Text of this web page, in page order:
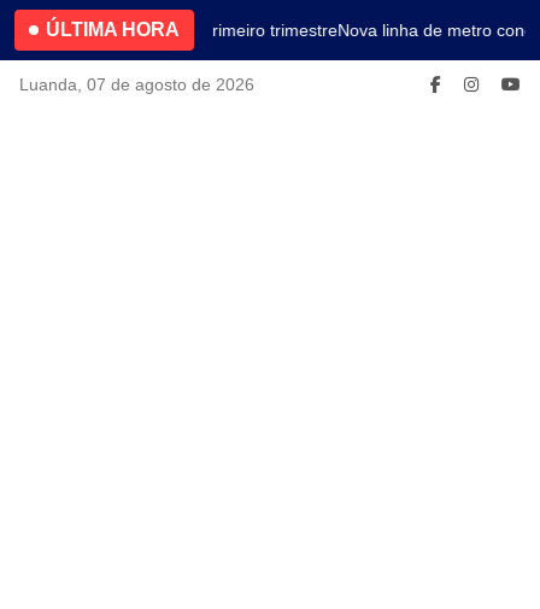
ÚLTIMA HORA4.2% no primeiro trimestreNova linha de metro
Luanda, 07 de agosto de 2026